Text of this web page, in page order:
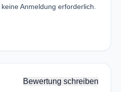
Anmeldung erforderlich.
Bewertung schreiben